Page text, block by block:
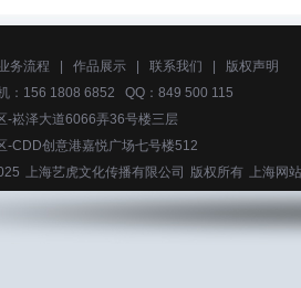
务流程 作品展示 联系我们
版权声明
：156 1808 6852 QQ：849 500 115
-崧泽大道6066弄36号楼三层
-CDD创意港嘉悦广场七号楼512
上海艺虎文化传播有限公司 版权所有 上海网